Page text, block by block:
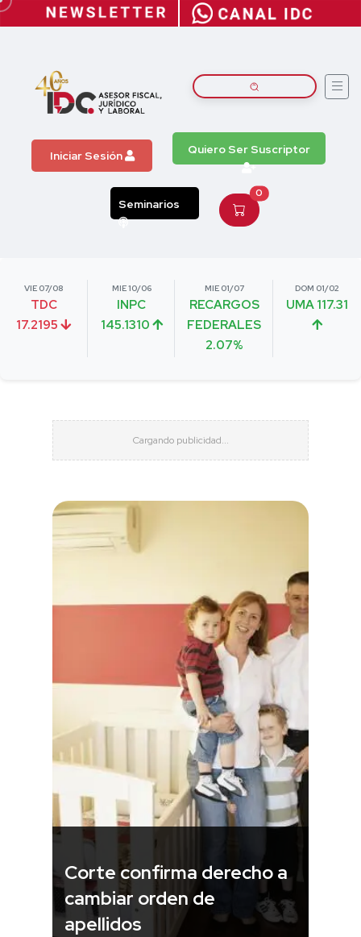
Iniciar Sesión Quiero Ser Suscriptor
Seminarios
0
VIE 07/08
TDC
17.2195
MIE 10/06
INPC
145.1310
MIE 01/07
RECARGOS
FEDERALES
2.07%
DOM 01/02
UMA 117.31
Corte confirma derecho a
cambiar orden de
apellidos